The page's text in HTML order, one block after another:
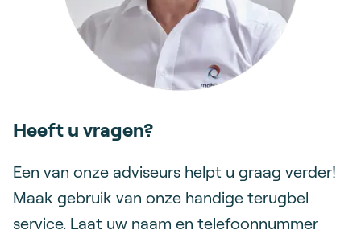
Heeft u vragen?
Een van onze adviseurs helpt u graag verder!
Maak gebruik van onze handige terugbel
service. Laat uw naam en telefoonnummer